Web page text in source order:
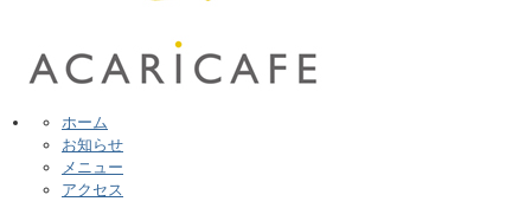
ホーム
お知らせ
メニュー
アクセス